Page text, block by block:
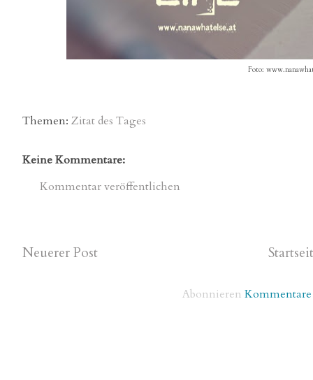
Foto:
Themen: Zitat des Tages
Keine Kommentare:
Kommentar veröffentlichen
Neuerer Post
Abonnieren